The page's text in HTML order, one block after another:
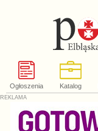
Ogłoszenia Katalog